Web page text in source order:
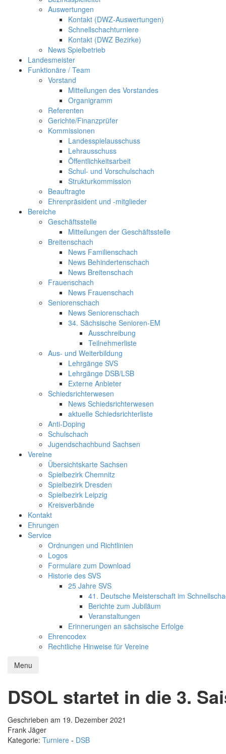
Auswertungen
Kontakt (DWZ-Auswertungen)
Schnellschachturniere
Kontakt (DWZ Bezirke)
News Spielbetrieb
Landesmeister
Funktionäre / Team
Vorstand
Mitteilungen des Vorstandes
Organigramm
Referenten
Gerichte/Finanzprüfer
Kommissionen
Landesspielausschuss
Lehrausschuss
Öffentlichkeitsarbeit
Schul- und Vorschulschach
Strukturkommission
Beauftragte
Ehrenpräsident und -mitglieder
Bereiche
Geschäftsstelle
Mitteilungen der Geschäftsstelle
Breitenschach
News Familienschach
News Behindertenschach
News Breitenschach
Frauenschach
News Frauenschach
Seniorenschach
News Seniorenschach
34. Sächsische Senioren-EM
Ausschreibung
Teilnehmerliste
Aus- und Weiterbildung
Lehrgänge SVS
Lehrgänge DSB/LSB
Externe Anbieter
Schiedsrichterwesen
News Schiedsrichterwesen
aktuelle Schiedsrichterliste
Anti-Doping
Schulschach
Jugendschachbund Sachsen
Vereine
Übersichtskarte Sachsen
Spielbezirk Chemnitz
Spielbezirk Dresden
Spielbezirk Leipzig
Kreisverbände
Kontakt
Ehrungen
Service
Ordnungen und Richtlinien
Logos
Formulare zum Download
Historie des SVS
25 Jahre SVS
41. Deutsche Meisterschaft im
Berichte zum Jubiläum
Veranstaltungen
Erinnerungen an sächsische Erfolge
Ehrencodex
Rechtliche Hinweise für Vereine
Menu
DSOL startet in die 3.
Geschrieben am 19. Dezember 2021
Frank Jäger
Kategorie: Turniere - DSB